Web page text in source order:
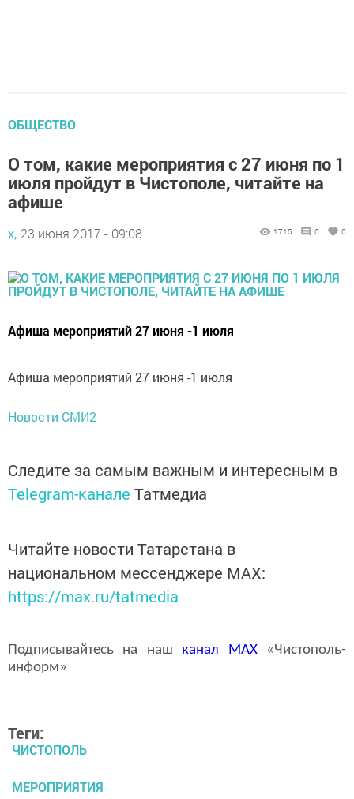
ОБЩЕСТВО
О том, какие мероприятия с 27 июня по 1
июля пройдут в Чистополе, читайте на
афише
х, 23 июня 2017 - 09:08 1715 0 0
Афиша мероприятий 27 июня -1 июля
Афиша мероприятий 27 июня -1 июля
Новости СМИ2
Следите за самым важным и интересным в
Telegram-канале Татмедиа
Читайте новости Татарстана в
национальном мессенджере MАХ:
https://max.ru/tatmedia
Подписывайтесь на наш канал MAX«Чистополь-
информ»
Теги:
ЧИСТОПОЛЬ
МЕРОПРИЯТИЯ